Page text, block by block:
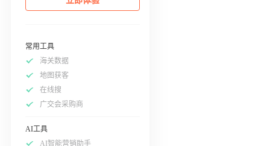
常用工具
海关数据
地图获客
在线搜
广交会采购商
AI工具
AI智能营销助手